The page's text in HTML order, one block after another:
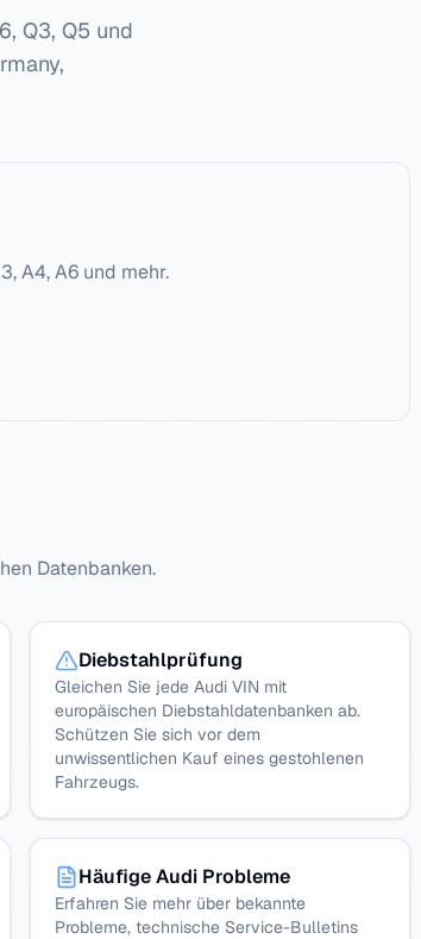
Q3, Q5 und
A4, A6 und mehr.
Datenbanken.
Diebstahlprüfung
Gleichen Sie jede Audi VIN mit
europäischen Diebstahldatenbanken ab.
Schützen Sie sich vor dem
unwissentlichen Kauf eines gestohlenen
Fahrzeugs.
Häufige Audi Probleme
Erfahren Sie mehr über bekannte
Probleme, technische Service-Bulletins